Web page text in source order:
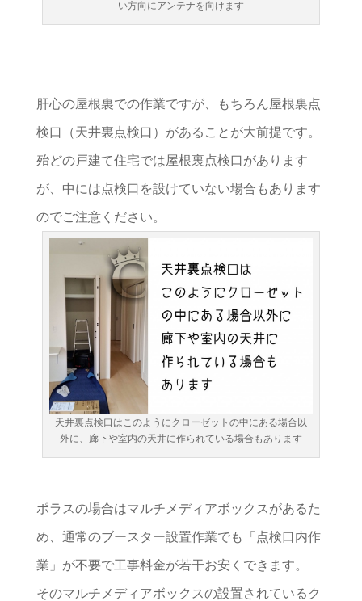
い方向にアンテナを向けます
肝心の屋根裏での作業ですが、もちろん屋根裏点
検口（天井裏点検口）があることが大前提です。
殆どの戸建て住宅では屋根裏点検口があります
が、中には点検口を設けていない場合もあります
のでご注意ください。
天井裏点検口はこのようにクローゼットの中にある場合以
外に、廊下や室内の天井に作られている場合もあります
ポラスの場合はマルチメディアボックスがあるた
め、通常のブースター設置作業でも「点検口内作
業」が不要で工事料金が若干お安くできます。
そのマルチメディアボックスの設置されているク